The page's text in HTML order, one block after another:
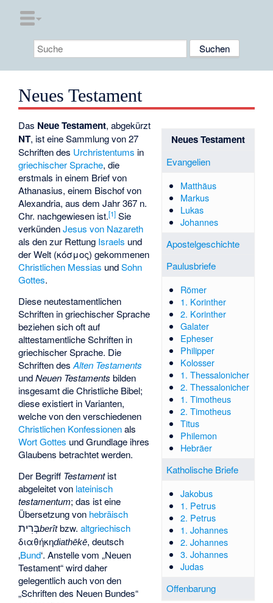
Neues Testament
Neues Testament
Evangelien
Matthäus
Markus
Lukas
Johannes
Apostelgeschichte
Paulusbriefe
Römer
1. Korinther
2. Korinther
Galater
Epheser
Philipper
Kolosser
1. Thessalonicher
2. Thessalonicher
1. Timotheus
2. Timotheus
Titus
Philemon
Hebräer
Katholische Briefe
Jakobus
1. Petrus
2. Petrus
1. Johannes
2. Johannes
3. Johannes
Judas
Offenbarung
Das Neue Testament, abgekürzt
NT, ist eine Sammlung von 27
Schriften des Urchristentums in
griechischer Sprache, die
erstmals in einem Brief von
Athanasius, einem Bischof von
Alexandria, aus dem Jahr 367 n.
Chr. nachgewiesen ist.[1] Sie
verkündenJesus von Nazareth
als den zur Rettung Israels und
der Welt (κόσμος) gekommenen
Christlichen Messias undSohn
Gottes.
Diese neutestamentlichen
Schriften in griechischer Sprache
beziehen sich oft auf
alttestamentliche Schriften in
griechischer Sprache. Die
Schriften desAlten Testaments
undNeuen Testaments bilden
insgesamt dieChristliche Bibel;
diese existiert in Varianten,
welche von den verschiedenen
Christlichen Konfessionenals
Wort Gottes und Grundlage ihres
Glaubens betrachtet werden.
Der Begriff Testamentist
abgeleitet von lateinisch
testamentum; das ist eine
Übersetzung von hebräisch
בְּרִיתberîtbzw.altgriechisch
διαθήκηdiathēkē, deutsch
‚Bund‘. Anstelle vom „Neuen
Testament“ wird daher
gelegentlich auch von den
„Schriften des Neuen Bundes“